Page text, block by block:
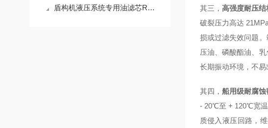
盾构机液压系统专用油滤芯R928005927性能 其三， 高强度耐压
破裂压力高达
损或过滤失效问题
压油、磷酸酯油、
长期振动环境，不易
其四， 船用级耐腐
- 20℃至 + 120℃宽温
质侵入液压回路，